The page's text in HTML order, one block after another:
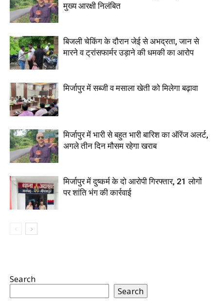
मुख्य आरक्षी निलंबित
बिजली चेकिंग के दौरान जेई से अभद्रता, जान से
मारने व ट्रांसफार्मर उड़ाने की धमकी का आरोप
मिर्जापुर में सब्जी व मसाला खेती को मिलेगा बढ़ावा
मिर्जापुर में भारी से बहुत भारी बारिश का ऑरेंज अलर्ट,
अगले तीन दिन मौसम रहेगा खराब
मिर्जापुर में दुष्कर्म के दो आरोपी गिरफ्तार, 21 लोगों
पर शांति भंग की कार्रवाई
Search
Search